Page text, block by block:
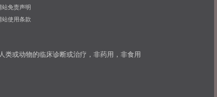
站免责声明
站使用条款
或动物的临床诊断或治疗，非药用，非食用